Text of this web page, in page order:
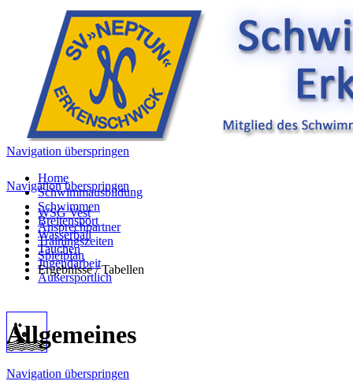
Navigation überspringen
Home
Schwimmausbildung
Schwimmen
Breitensport
Wasserball
Tauchen
Jugendarbeit
Außersportlich
Navigation überspringen
WSG Vest
Ansprechpartner
Trainingszeiten
Spielplan
Ergebnisse / Tabellen
Allgemeines
Navigation überspringen